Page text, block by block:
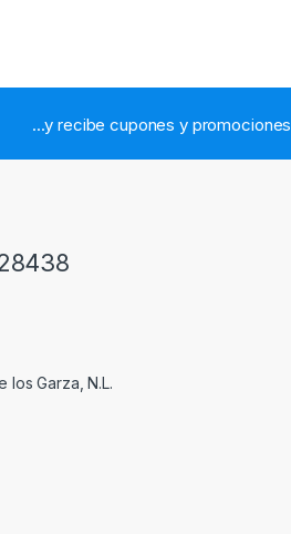
...y recibe cupones y promociones
los Garza, N.L.